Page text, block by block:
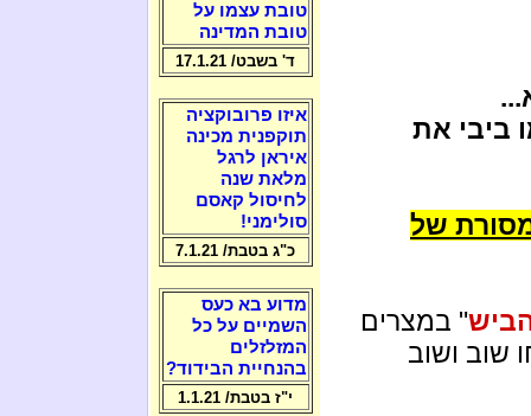
ביבי את
של
" במצרים
שוב ושוב
טובת עצמו על
טובת המדינה
ד' בשבט/ 17.1.21
איזו פרובוקציה
תוקפנית מכינה
איראן לרגל
מלאת שנה
לחיסול קאסם
סולימני!
כ"ג בטבת/ 7.1.21
מדוע בא כעס
השמיים על כל
המזלזלים
בהנחיית הבידוד?
י"ז בטבת/ 1.1.21